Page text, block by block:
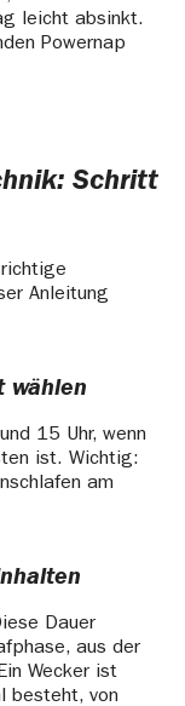
leicht absinkt.
Powernap
Schritt
Anleitung
wählen
15 Uhr, wenn
ist. Wichtig:
am
Dauer
aus der
Wecker ist
besteht, von